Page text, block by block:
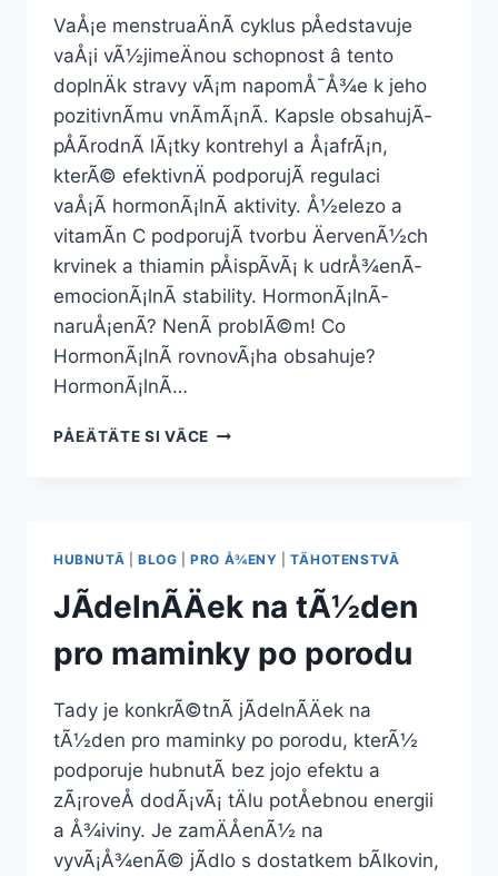
VaÅ¡e menstruaÄnÃ­ cyklus pÅedstavuje
vaÅ¡i vÃ½jimeÄnou schopnost â tento
doplnÄk stravy vÃ¡m napomÅ¯Å¾e k jeho
pozitivnÃ­mu vnÃ­mÃ¡nÃ­. Kapsle obsahujÃ­
pÅÃ­rodnÃ­ lÃ¡tky kontrehyl a Å¡afrÃ¡n,
kterÃ© efektivnÄ podporujÃ­ regulaci
vaÅ¡Ã­ hormonÃ¡lnÃ­ aktivity. Å½elezo a
vitamÃ­n C podporujÃ­ tvorbu ÄervenÃ½ch
krvinek a thiamin pÅispÃ­vÃ¡ k udrÅ¾enÃ­
emocionÃ¡lnÃ­ stability. HormonÃ¡lnÃ­
naruÅ¡enÃ­? NenÃ­ problÃ©m! Co
HormonÃ¡lnÃ­ rovnovÃ¡ha obsahuje?
HormonÃ¡lnÃ­…
PÅEÄTÄTE SI VÃ­CEBRAINEFFECT
KAPSLÃ­
HUBNUTÃ­ BLOG |PRO Å¾ENY |TÄHOTENSTVÃ­
JÃ­delnÃ­Äek na tÃ½den
pro maminky po porodu
Tady je konkrÃ©tnÃ­ jÃ­delnÃ­Äek na
tÃ½den pro maminky po porodu, kterÃ½
podporuje hubnutÃ­ bez jojo efektu a
zÃ¡roveÅ dodÃ¡vÃ¡ tÄlu potÅebnou energii
a Å¾iviny. Je zamÄÅenÃ½ na
vyvÃ¡Å¾enÃ© jÃ­dlo s dostatkem bÃ­lkovin,